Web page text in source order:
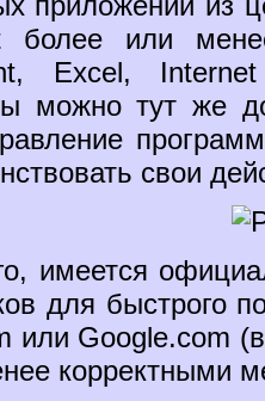
более или
Excel,
можно тут же
свои
имеется
для быстрого
или Google.com
корректными